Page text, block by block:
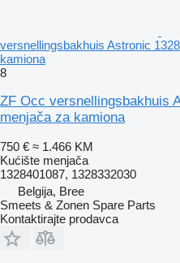
versnellingsbakhuis Astronic
kamiona
8
ZF Occ versnellingsbakhuis
menjača za kamiona
750 € ≈ 1.466 KM
Kućište menjača
1328401087, 1328332030
Belgija, Bree
Smeets & Zonen Spare Parts
Kontaktirajte prodavca